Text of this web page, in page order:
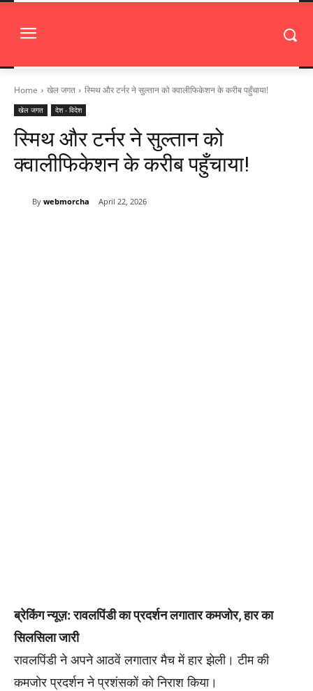
Home खेल जगत स्मिथ और टर्नर ने सुल्तान को क्वालीफिकेशन के करीब पहुँचाया!
खेल जगत देश - विदेश
स्मिथ और टर्नर ने सुल्तान को
क्वालीफिकेशन के करीब पहुँचाया!
By webmorcha April 22, 2026
ब्रेकिंग न्यूज़: रावलपिंडी का प्रदर्शन लगातार कमजोर, हार का
सिलसिला जारी
रावलपिंडी ने अपने आठवें लगातार मैच में हार झेली। टीम की
कमजोर प्रदर्शन ने प्रशंसकों को निराश किया।